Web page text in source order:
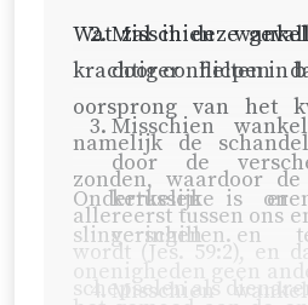
Misschien
door conflicten in
Misschien
door de
kerkelijke
verschillen.
Wat zal in deze
krachtiger helpen
oorsprong van het
namelijk de
zonden, waardoor
allereerst tussen ons
wordt (Jes. 59:2), en
Ondertussen is
slingeringen en